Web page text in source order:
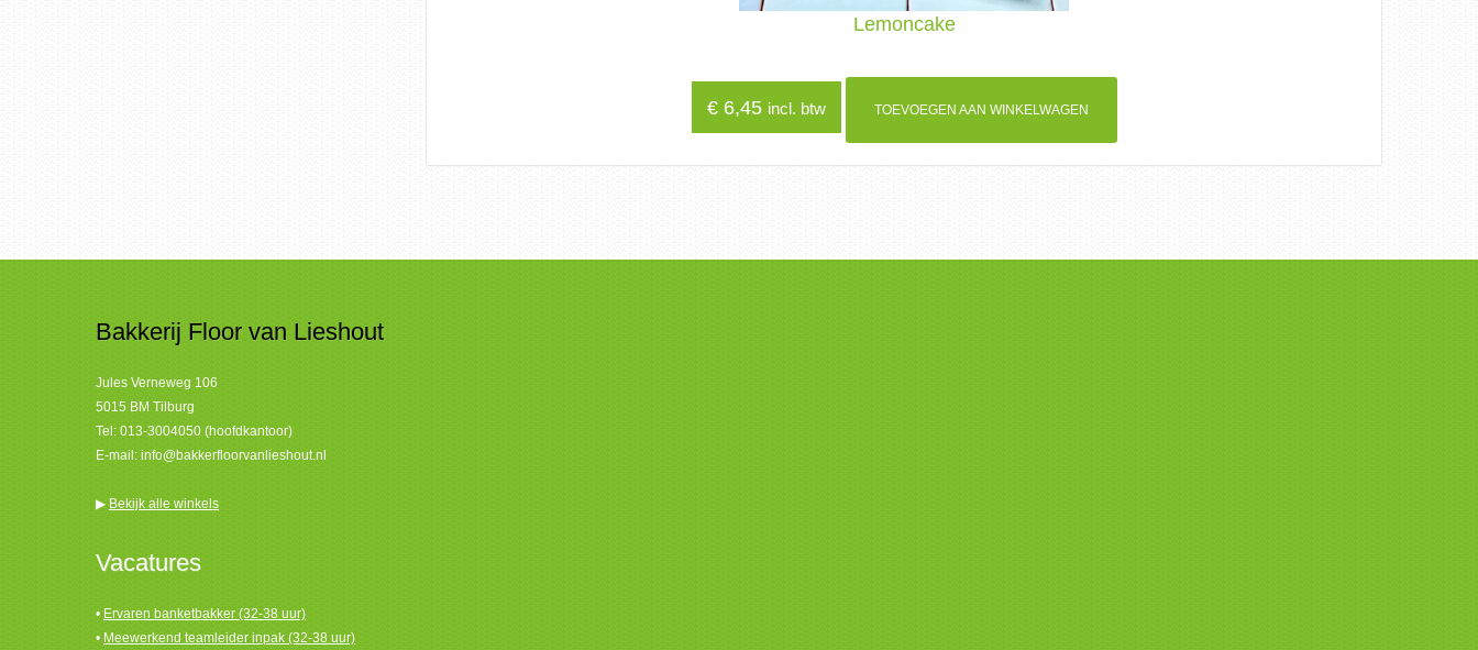
Lemoncake
€6,45 incl. btw TOEVOEGEN AAN WINKELWAGEN
Bakkerij Floor van Lieshout
Jules Verneweg 106
5015 BM Tilburg
Tel: 013-3004050 (hoofdkantoor)
E-mail: info@bakkerfloorvanlieshout.nl
▶ Bekijk alle winkels
Vacatures
• Ervaren banketbakker (32-38 uur)
• Meewerkend teamleider inpak (32-38 uur)